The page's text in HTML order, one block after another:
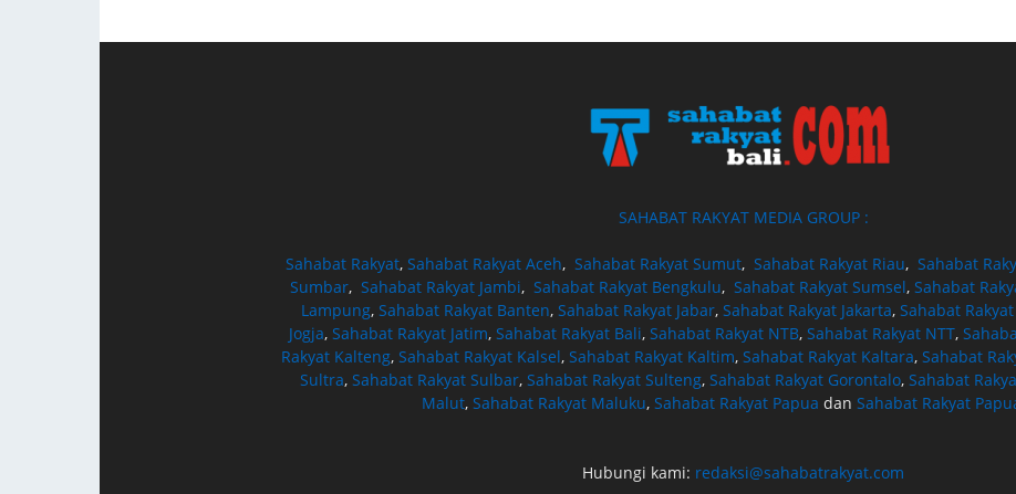
SAHABAT RAKYAT MEDIA GROUP :
Sahabat Rakyat, Sahabat Rakyat Aceh, Sahabat Rakyat Sumut, Sahabat Rakyat Riau, Sahabat
Sumbar,Sahabat Rakyat Jambi,Sahabat Rakyat Bengkulu,Sahabat Rakyat Sumsel,Sahabat
Lampung, Sahabat Rakyat Banten, Sahabat Rakyat Jabar, Sahabat Rakyat Jakarta, Sahabat
Jogja, Sahabat Rakyat Jatim, Sahabat Rakyat Bali, Sahabat Rakyat NTB, Sahabat Rakyat NTT,
Rakyat Kalteng, Sahabat Rakyat Kalsel, Sahabat Rakyat Kaltim, Sahabat Rakyat Kaltara, Sahabat
Sultra, Sahabat Rakyat Sulbar, Sahabat Rakyat Sulteng, Sahabat Rakyat Gorontalo, Sahabat
Malut, Sahabat Rakyat Maluku, Sahabat Rakyat Papua dan Sahabat Rakyat
Hubungi kami: redaksi@sahabatrakyat.com